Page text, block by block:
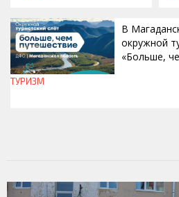
В
окружной
«Больше,
ТУРИЗМ